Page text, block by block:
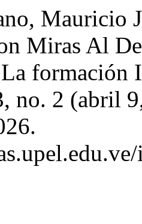
Mauricio
Miras Al
formación
no. 2 (abril